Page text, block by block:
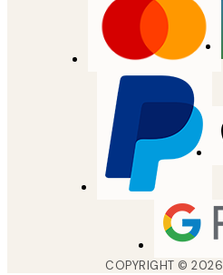
COPYRIGHT ©2026